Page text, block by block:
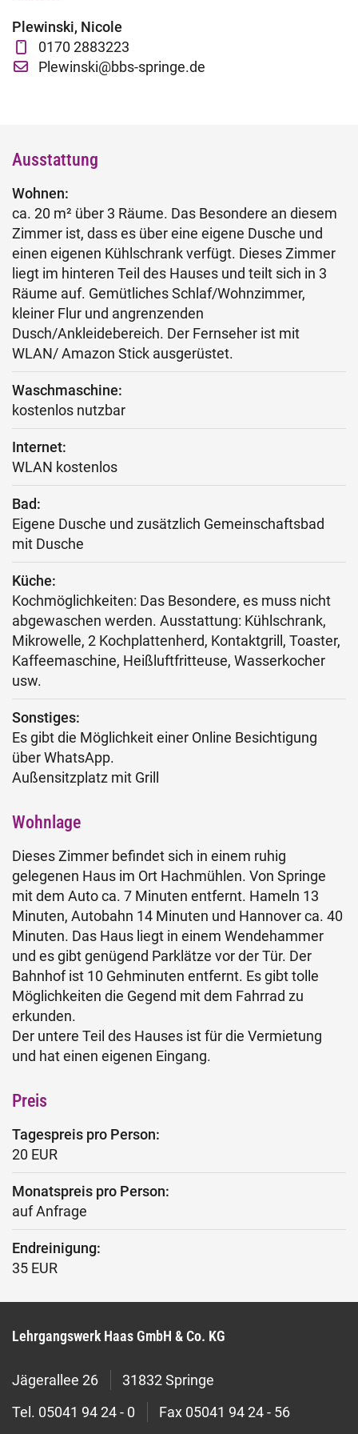
Wiederholerlehrgang
Plewinski, Nicole
0170 2883223
Plewinski@bbs-springe.de
Ausstattung
Wohnen:
ca. 20 m² über 3 Räume. Das Besondere an diesem
Zimmer ist, dass es über eine eigene Dusche und
einen eigenen Kühlschrank verfügt. Dieses Zimmer
liegt im hinteren Teil des Hauses und teilt sich in 3
Räume auf. Gemütliches Schlaf/Wohnzimmer,
kleiner Flur und angrenzenden
Dusch/Ankleidebereich. Der Fernseher ist mit
WLAN/ Amazon Stick ausgerüstet.
Waschmaschine:
kostenlos nutzbar
Internet:
WLAN kostenlos
Bad:
Eigene Dusche und zusätzlich Gemeinschaftsbad
mit Dusche
Küche:
Kochmöglichkeiten: Das Besondere, es muss nicht
abgewaschen werden. Ausstattung: Kühlschrank,
Mikrowelle, 2 Kochplattenherd, Kontaktgrill, Toaster,
Kaffeemaschine, Heißluftfritteuse, Wasserkocher
usw.
Sonstiges:
Es gibt die Möglichkeit einer Online Besichtigung
über WhatsApp.
Außensitzplatz mit Grill
Wohnlage
Dieses Zimmer befindet sich in einem ruhig
gelegenen Haus im Ort Hachmühlen. Von Springe
mit dem Auto ca. 7 Minuten entfernt. Hameln 13
Minuten, Autobahn 14 Minuten und Hannover ca. 40
Minuten. Das Haus liegt in einem Wendehammer
und es gibt genügend Parklätze vor der Tür. Der
Bahnhof ist 10 Gehminuten entfernt. Es gibt tolle
Möglichkeiten die Gegend mit dem Fahrrad zu
erkunden.
Der untere Teil des Hauses ist für die Vermietung
und hat einen eigenen Eingang.
Preis
Tagespreis pro Person:
20 EUR
Monatspreis pro Person:
auf Anfrage
Endreinigung:
35 EUR
Lehrgangswerk Haas GmbH & Co. KG
Jägerallee 26
31832 Springe
Tel. 05041 94 24 - 0 Fax 05041 94 24 - 56